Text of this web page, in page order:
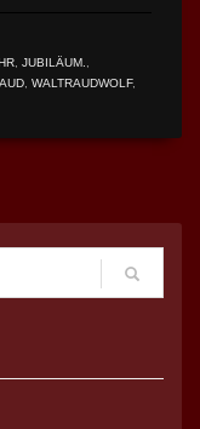
, JUBILÄUM.,
, WALTRAUDWOLF,